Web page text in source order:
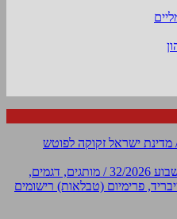
מדינת ישראל זקוקה לפוטש
רישומים שבוע 32/2026 / מותגים, דגמים,
פרימיום (טבלאות) רישומים